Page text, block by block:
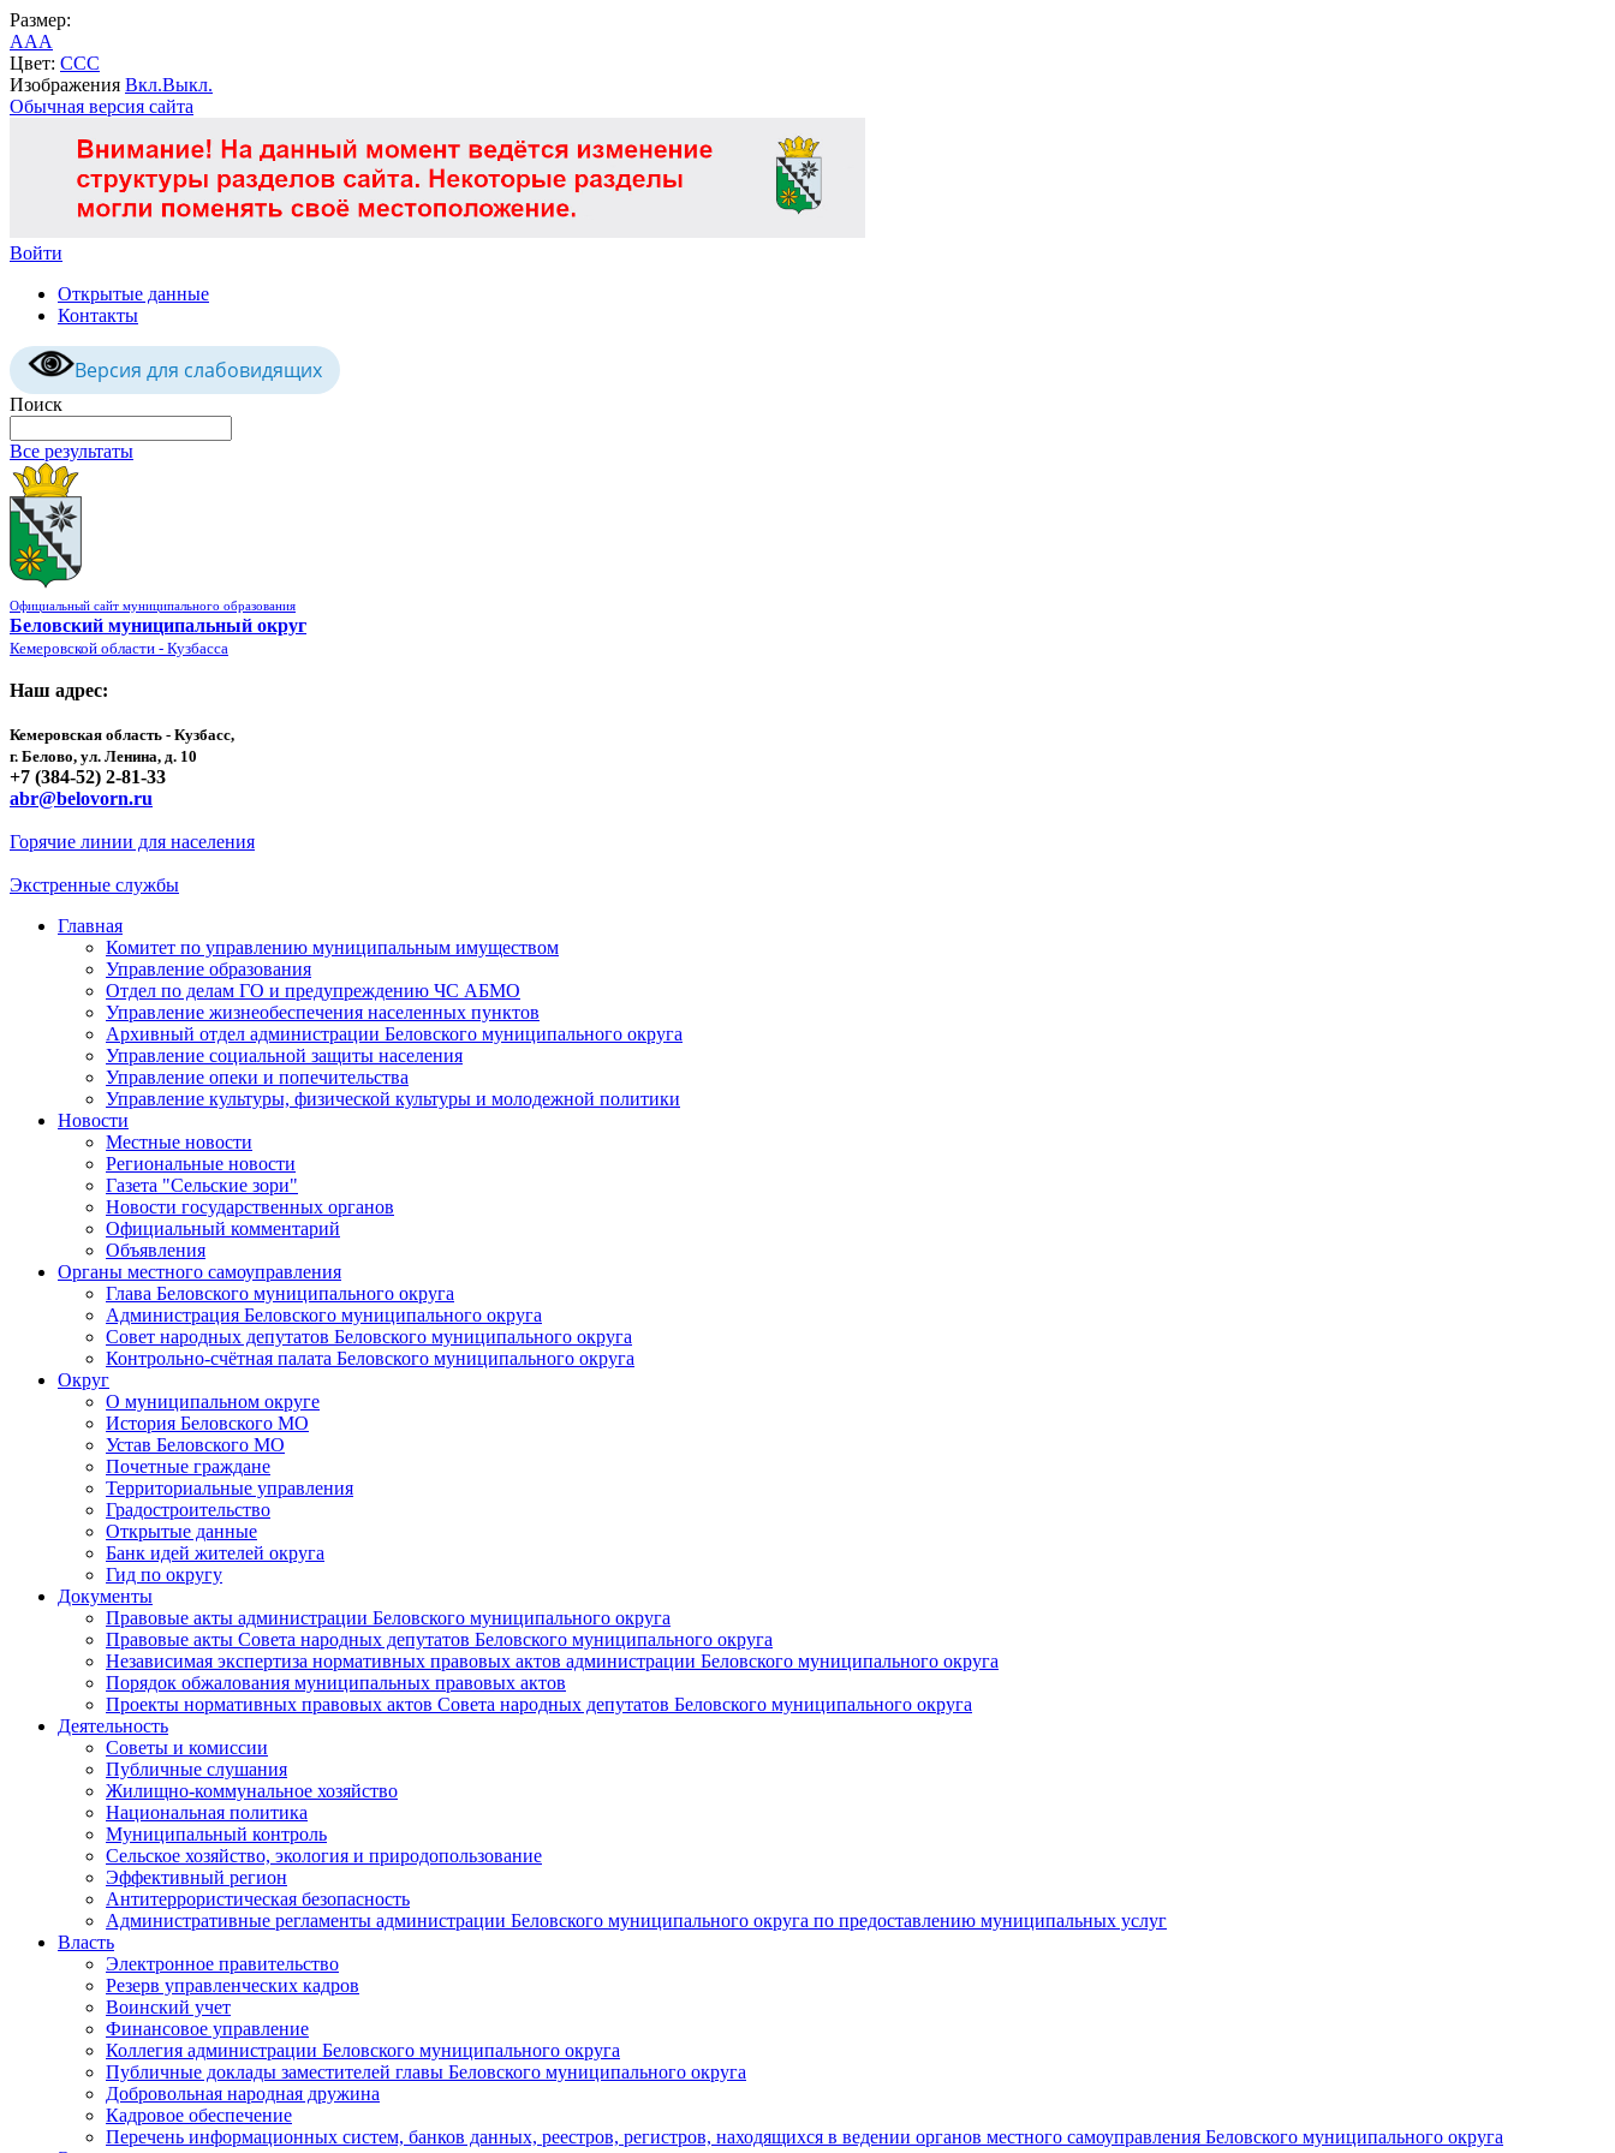
Размер:
AAA
Цвет: CCC
Изображения Вкл.Выкл.
Обычная версия сайта
Войти
Открытые данные
Контакты
Версия для слабовидящих
Поиск
Все результаты
Официальный сайт муниципального образования
Беловский муниципальный округ
Кемеровской области - Кузбасса
Наш адрес:
Кемеровская область - Кузбасс,
г. Белово, ул. Ленина, д. 10
+7 (384-52) 2-81-33
abr@belovorn.ru
Горячие линии для населения
Экстренные службы
Главная
Комитет по управлению муниципальным имуществом
Управление образования
Отдел по делам ГО и предупреждению ЧС АБМО
Управление жизнеобеспечения населенных пунктов
Архивный отдел администрации Беловского муниципального округа
Управление социальной защиты населения
Управление опеки и попечительства
Управление культуры, физической культуры и молодежной политики
Новости
Местные новости
Региональные новости
Газета "Сельские зори"
Новости государственных органов
Официальный комментарий
Объявления
Органы местного самоуправления
Глава Беловского муниципального округа
Администрация Беловского муниципального округа
Совет народных депутатов Беловского муниципального округа
Контрольно-счётная палата Беловского муниципального округа
Округ
О муниципальном округе
История Беловского МО
Устав Беловского МО
Почетные граждане
Территориальные управления
Градостроительство
Открытые данные
Банк идей жителей округа
Гид по округу
Документы
Правовые акты администрации Беловского муниципального округа
Правовые акты Совета народных депутатов Беловского муниципального округа
Независимая экспертиза нормативных правовых актов администрации Беловского муниципального округа
Порядок обжалования муниципальных правовых актов
Проекты нормативных правовых актов Совета народных депутатов Беловского муниципального округа
Деятельность
Советы и комиссии
Публичные слушания
Жилищно-коммунальное хозяйство
Национальная политика
Муниципальный контроль
Сельское хозяйство, экология и природопользование
Эффективный регион
Антитеррористическая безопасность
Административные регламенты администрации Беловского муниципального округа по предоставлению муниципальных услуг
Власть
Электронное правительство
Резерв управленческих кадров
Воинский учет
Финансовое управление
Коллегия администрации Беловского муниципального округа
Публичные доклады заместителей главы Беловского муниципального округа
Добровольная народная дружина
Кадровое обеспечение
Перечень информационных систем, банков данных, реестров, регистров, находящихся в ведении органов местного самоуправления Беловского муниципального округа